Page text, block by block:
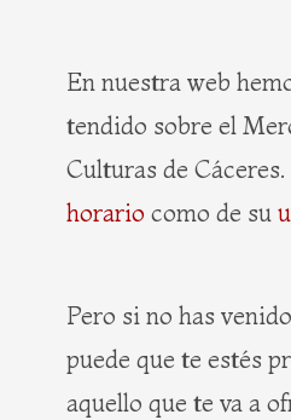
En nuestra web
tendido sobre el
Culturas de
horario como de su
Pero si no has
puede que te estés
aquello que te va a